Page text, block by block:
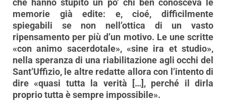
memorie già edite: e, cioé, difficilmente
spiegabili se non nell’ottica di un vasto
ripensamento per più d’un motivo. Le une scritte
«con animo sacerdotale», «sine ira et studio»,
nella speranza di una riabilitazione agli occhi del
Sant’Uffizio, le altre redatte allora con l’intento di
dire «quasi tutta la verità […], perché il dirla
proprio tutta è sempre impossibile».